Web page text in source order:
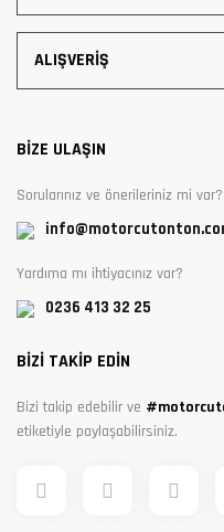
ALIŞVERİŞ
BİZE ULAŞIN
Sorularınız ve önerileriniz mi var?
Yardıma mı ihtiyacınız var?
0236 413 32 25
BİZİ TAKİP EDİN
Bizi takip edebilir ve
etiketiyle paylaşabilirsiniz.